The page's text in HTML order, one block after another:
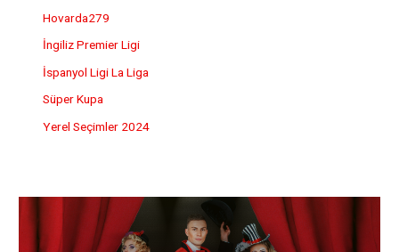
Hovarda279
İngiliz Premier Ligi
İspanyol Ligi La Liga
Süper Kupa
Yerel Seçimler 2024